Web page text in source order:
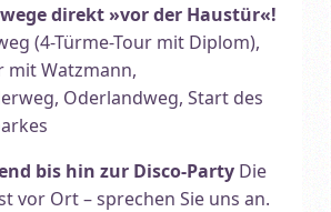
direkt »vor der Haustür«!
(4-Türme-Tour mit Diplom),
mit Watzmann,
Oderlandweg, Start des
bis hin zur Disco-Party Die
vor Ort – sprechen Sie uns an.